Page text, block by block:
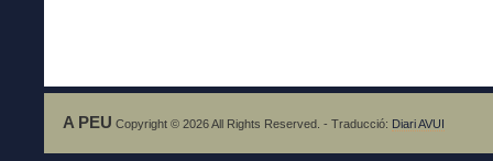
A PEU Copyright © 2026 All Rights Reserved. - Traducció: Diari AVUI